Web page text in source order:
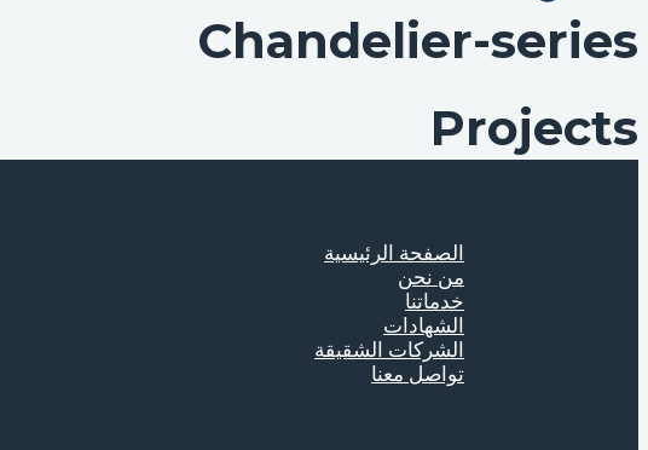
Chandelier-series
Projects
الصفحة الرئيسية
من نحن
خدماتنا
الشهادات
الشركات الشقيقة
تواصل معنا